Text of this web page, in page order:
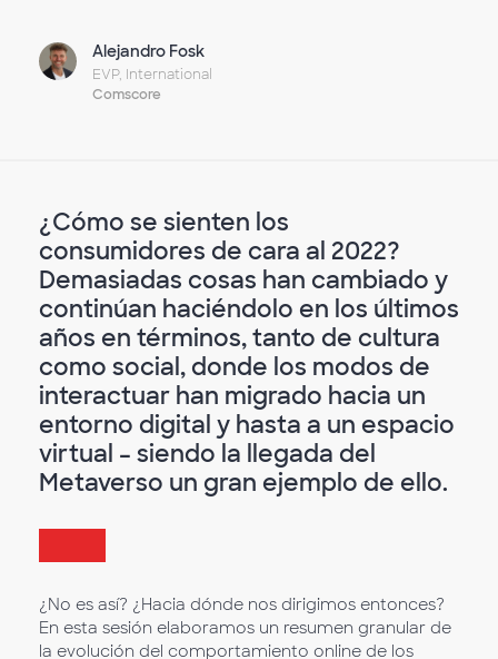
Alejandro Fosk
EVP, International
Comscore
¿Cómo se sienten los
consumidores de cara al 2022?
Demasiadas cosas han cambiado y
continúan haciéndolo en los últimos
años en términos, tanto de cultura
como social, donde los modos de
interactuar han migrado hacia un
entorno digital y hasta a un espacio
virtual – siendo la llegada del
Metaverso un gran ejemplo de ello.
¿No es así? ¿Hacia dónde nos dirigimos entonces?
En esta sesión elaboramos un resumen granular de
la evolución del comportamiento online de los